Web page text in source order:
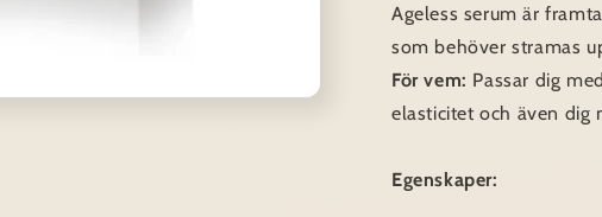
Ageless serum är
som behöver stramas
För vem: Passar dig
elasticitet och även dig
Egenskaper: